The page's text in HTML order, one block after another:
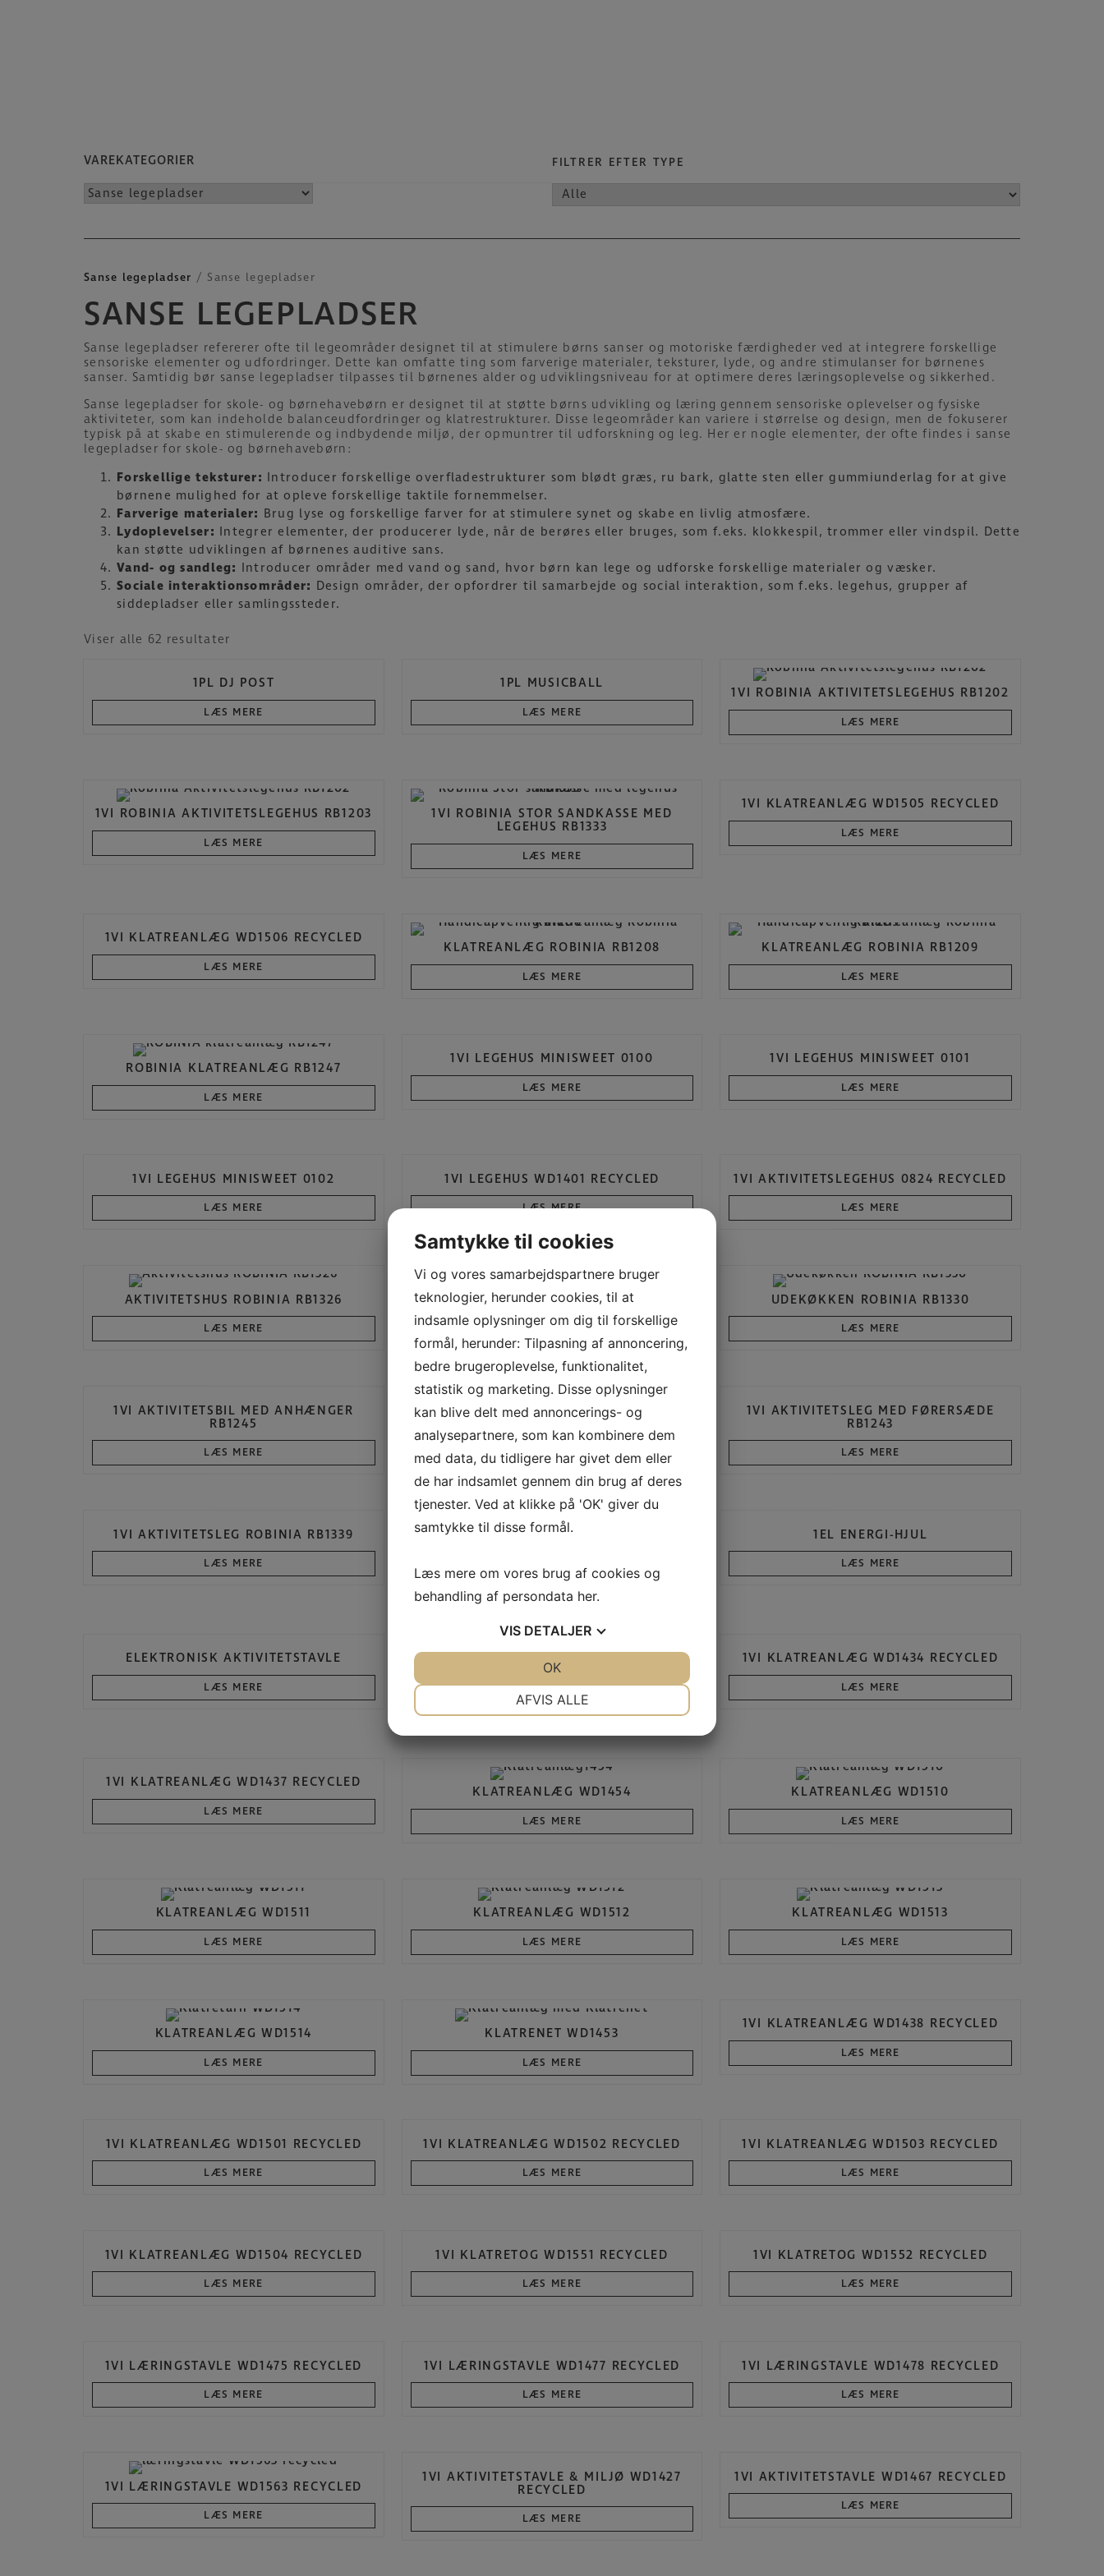
VAREKATEGORIER FILTRER EFTER TYPE
Sanse legepladser / Sanse legepladser
SANSE LEGEPLADSER
Sanse legepladser refererer ofte til legeområder designet til at stimulere børns sanser og motoriske færdigheder ved at integrere forskellige
sensoriske elementer og udfordringer. Dette kan omfatte ting som farverige materialer, teksturer, lyde, og andre stimulanser for børnenes
sanser. Samtidig bør sanse legepladser tilpasses til børnenes alder og udviklingsniveau for at optimere deres læringsoplevelse og sikkerhed.
Sanse legepladser for skole- og børnehavebørn er designet til at støtte børns udvikling og læring gennem sensoriske oplevelser og fysiske
aktiviteter, som kan indeholde balanceudfordringer og klatrestrukturer. Disse legeområder kan variere i størrelse og design, men de fokuserer
typisk på at skabe en stimulerende og indbydende miljø, der opmuntrer til udforskning og leg. Her er nogle elementer, der ofte findes i sanse
legepladser for skole- og børnehavebørn:
Forskellige teksturer: Introducer forskellige overfladestrukturer som blødt græs, ru bark, glatte sten eller gummiunderlag for at give
børnene mulighed for at opleve forskellige taktile fornemmelser.
Farverige materialer: Brug lyse og forskellige farver for at stimulere synet og skabe en livlig atmosfære.
Lydoplevelser: Integrer elementer, der producerer lyde, når de berøres eller bruges, som f.eks. klokkespil, trommer eller vindspil. Dette
kan støtte udviklingen af børnenes auditive sans.
Vand- og sandleg: Introducer områder med vand og sand, hvor børn kan lege og udforske forskellige materialer og væsker.
Sociale interaktionsområder: Design områder, der opfordrer til samarbejde og social interaktion, som f.eks. legehus, grupper af
siddepladser eller samlingssteder.
Viser alle 62 resultater
1PL DJ POST
LÆS MERE
1PL MUSICBALL
LÆS MERE
1VI ROBINIA AKTIVITETSLEGEHUS RB1202
LÆS MERE
1VI ROBINIA AKTIVITETSLEGEHUS RB1203
LÆS MERE
1VI ROBINIA STOR SANDKASSE MED
LEGEHUS RB1333
LÆS MERE
1VI KLATREANLÆG WD1505 RECYCLED
LÆS MERE
1VI KLATREANLÆG WD1506 RECYCLED
LÆS MERE
KLATREANLÆG ROBINIA RB1208
LÆS MERE
KLATREANLÆG ROBINIA RB1209
LÆS MERE
ROBINIA KLATREANLÆG RB1247
LÆS MERE
1VI LEGEHUS MINISWEET 0100
LÆS MERE
1VI LEGEHUS MINISWEET 0101
LÆS MERE
1VI LEGEHUS MINISWEET 0102
LÆS MERE
1VI LEGEHUS WD1401 RECYCLED
LÆS MERE
1VI AKTIVITETSLEGEHUS 0824 RECYCLED
LÆS MERE
AKTIVITETSHUS ROBINIA RB1326
LÆS MERE
AKTIVITETSHUS ROBINIA RB1327
LÆS MERE
UDEKØKKEN ROBINIA RB1330
LÆS MERE
1VI AKTIVITETSBIL MED ANHÆNGER
RB1245
LÆS MERE
1VI AKTIVITETSBIL RB1241
LÆS MERE
1VI AKTIVITETSLEG MED FØRERSÆDE
RB1243
LÆS MERE
1VI AKTIVITETSLEG ROBINIA RB1339
LÆS MERE
1VI AKTIVITETSLEG, FØRERSÆDE OG TAG
LÆS MERE
1EL ENERGI-HJUL
LÆS MERE
ELEKTRONISK AKTIVITETSTAVLE
LÆS MERE
1VI KLATREANLÆG CLIMBOO WD1460
RECYCLED
LÆS MERE
1VI KLATREANLÆG WD1434 RECYCLED
LÆS MERE
1VI KLATREANLÆG WD1437 RECYCLED
LÆS MERE
KLATREANLÆG WD1454
LÆS MERE
KLATREANLÆG WD1510
LÆS MERE
KLATREANLÆG WD1511
LÆS MERE
KLATREANLÆG WD1512
LÆS MERE
KLATREANLÆG WD1513
LÆS MERE
KLATREANLÆG WD1514
LÆS MERE
KLATRENET WD1453
LÆS MERE
1VI KLATREANLÆG WD1438 RECYCLED
LÆS MERE
1VI KLATREANLÆG WD1501 RECYCLED
LÆS MERE
1VI KLATREANLÆG WD1502 RECYCLED
LÆS MERE
1VI KLATREANLÆG WD1503 RECYCLED
LÆS MERE
1VI KLATREANLÆG WD1504 RECYCLED
LÆS MERE
1VI KLATRETOG WD1551 RECYCLED
LÆS MERE
1VI KLATRETOG WD1552 RECYCLED
LÆS MERE
1VI LÆRINGSTAVLE WD1475 RECYCLED
LÆS MERE
1VI LÆRINGSTAVLE WD1477 RECYCLED
LÆS MERE
1VI LÆRINGSTAVLE WD1478 RECYCLED
LÆS MERE
1VI LÆRINGSTAVLE WD1563 RECYCLED
LÆS MERE
1VI AKTIVITETSTAVLE & MILJØ WD1427
RECYCLED
LÆS MERE
1VI AKTIVITETSTAVLE WD1467 RECYCLED
LÆS MERE
Samtykke til cookies
Vi og vores samarbejdspartnere bruger
teknologier, herunder cookies, til at
indsamle oplysninger om dig til forskellige
formål, herunder: Tilpasning af annoncering,
bedre brugeroplevelse, funktionalitet,
statistik og marketing. Disse oplysninger
kan blive delt med annoncerings- og
analysepartnere, som kan kombinere dem
med data, du tidligere har givet dem eller
de har indsamlet gennem din brug af deres
tjenester. Ved at klikke på 'OK' giver du
samtykke til disse formål.
Læs mere om vores brug af cookies og
behandling af persondata her.
VIS DETALJER
AFVIS ALLE
OK